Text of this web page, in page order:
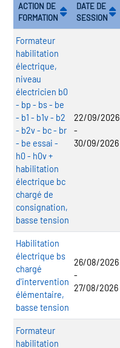
ACTION DE
FORMATION
DATE DE
SESSION
Formateur
habilitation
électrique,
niveau
électricien b0
- bp - bs - be
- b1 - b1v - b2
- b2v - bc - br
- be essai -
h0 - h0v +
habilitation
électrique bc
chargé de
consignation,
basse tension
22/09/2026
-
30/09/2026
Habilitation
électrique bs
chargé
d'intervention
élémentaire,
basse tension
26/08/2026
-
27/08/2026
Formateur
habilitation